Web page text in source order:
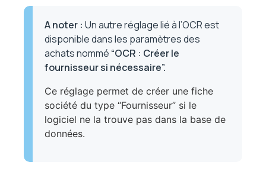
A noter : Un autre réglage lié à l’OCR est
disponible dans les paramètres des
achats nommé “OCR : Créer le
fournisseur si nécessaire”.
Ce réglage permet de créer une fiche
société du type “Fournisseur” si le
logiciel ne la trouve pas dans la base de
données.